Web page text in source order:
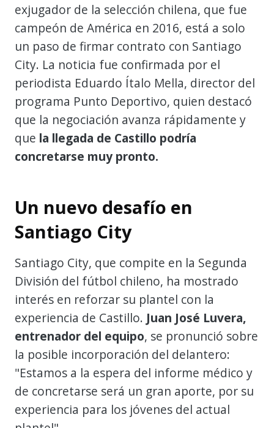
exjugador de la selección chilena, que fue
campeón de América en 2016, está a solo
un paso de firmar contrato con Santiago
City. La noticia fue confirmada por el
periodista Eduardo Ítalo Mella, director del
programa Punto Deportivo, quien destacó
que la negociación avanza rápidamente y
que la llegada de Castillo podría
concretarse muy pronto.
Un nuevo desafío en
Santiago City
Santiago City, que compite en la Segunda
División del fútbol chileno, ha mostrado
interés en reforzar su plantel con la
experiencia de Castillo. Juan José Luvera,
entrenador del equipo, se pronunció sobre
la posible incorporación del delantero:
"Estamos a la espera del informe médico y
de concretarse será un gran aporte, por su
experiencia para los jóvenes del actual